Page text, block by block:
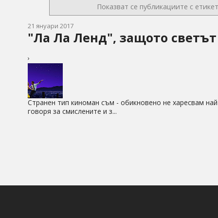
Показват се публикациите с
21 януари 2017
"Ла Ла Ленд", защото
›
Странен тип киноман съм - обикновено не харесвам
говоря за смислените и з...